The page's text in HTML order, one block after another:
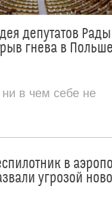
депутатов Рады
гнева в
в чем себе не
в
угрозой